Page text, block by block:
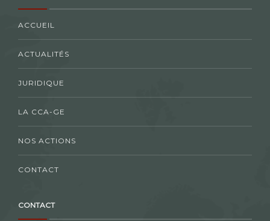
ACCUEIL
ACTUALITÉS
JURIDIQUE
LA CCA-GE
NOS ACTIONS
CONTACT
CONTACT